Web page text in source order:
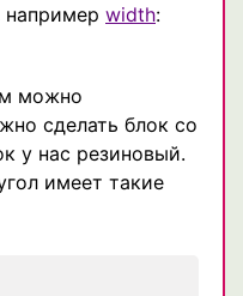
например width:
можно
сделать блок со
у нас резиновый.
имеет такие